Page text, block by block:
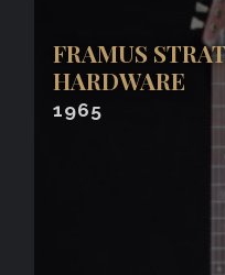
FRAMUS
HARDWARE
1965